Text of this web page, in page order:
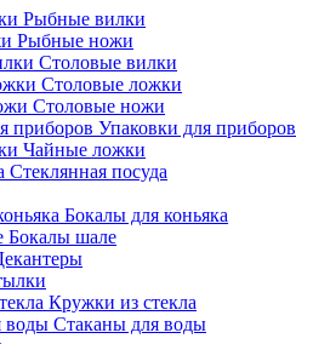
Рыбные вилки
Рыбные ножи
Столовые вилки
Столовые ложки
Столовые ножи
Упаковки для приборов
Чайные ложки
Стеклянная посуда
Бокалы для коньяка
Бокалы шале
Кружки из стекла
Стаканы для воды